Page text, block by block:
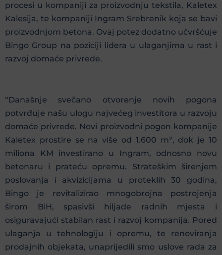
procesi u kompaniji za proizvodnju tekstila, Kaletex
Kalesija, te kompaniji Ingram Srebrenik koja se bavi
proizvodnjom betona. Ovaj potez dodatno učvršćuje
Bingo Group na poziciji lidera u ulaganjima u rast i
razvoj domaće privrede.
“Današnje svečano otvorenje novih pogona
potvrđuje našu ulogu najvećeg investitora u razvoju
domaće privrede. Novi proizvodni pogon kompanije
Kaletex prostire se na više od 1.600 m², dok je 10
miliona KM investirano u Ingram, odnosno novu
betonaru i prateću opremu. Strateškim širenjem
poslovanja i akvizicijama u proteklih 30 godina,
Bingo je revitalizirao mnogobrojna postrojenja
širom BiH, spasivši hiljade radnih mjesta i
osiguravajući stabilan rast i razvoj kompanija. Pored
ulaganja u tehnologiju i opremu, te renoviranja
prodajnih objekata, unaprijedili smo uslove rada za